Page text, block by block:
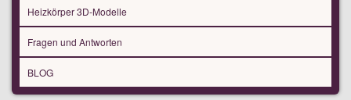
Heizkörper 3D-Modelle
Fragen und Antworten
BLOG